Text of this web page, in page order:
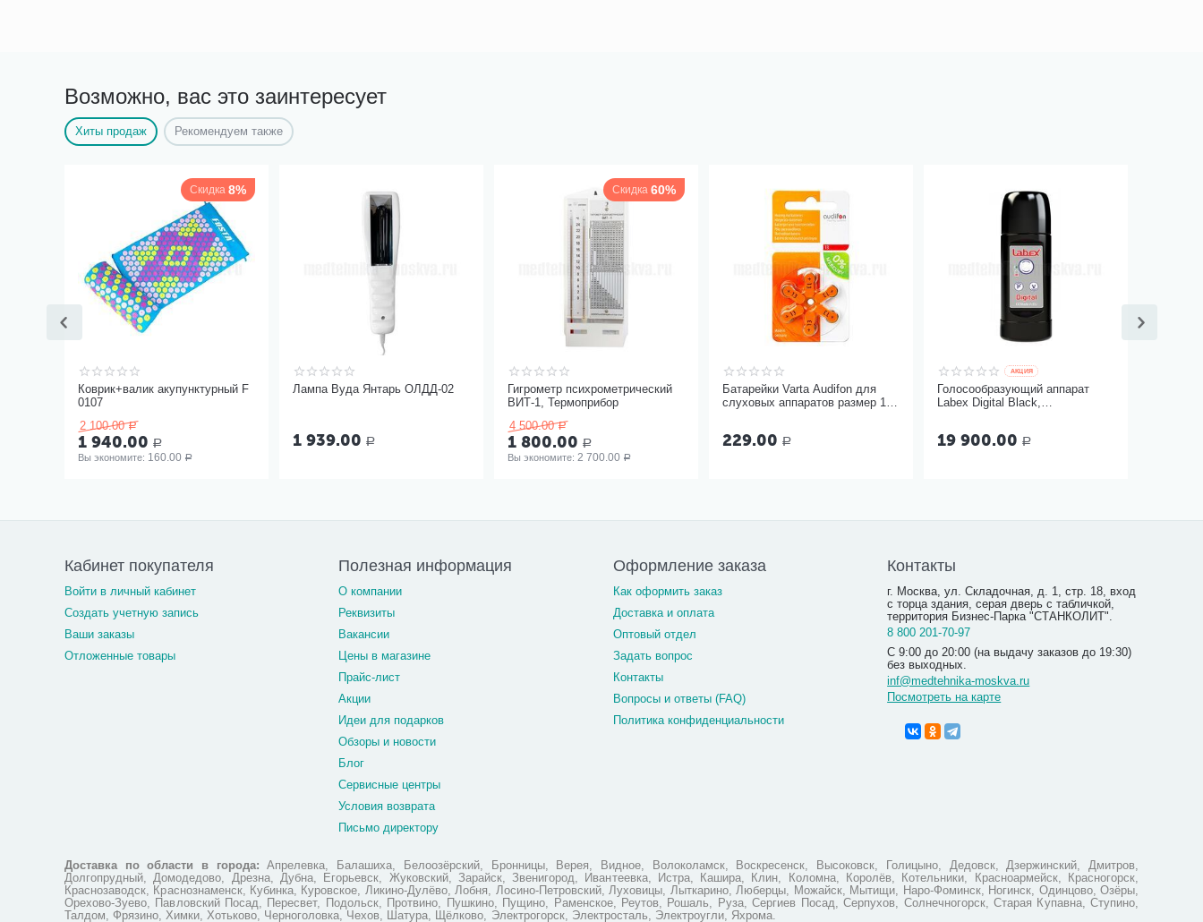
Возможно, вас это заинтересует
Хиты продаж Рекомендуем также
Скидка 8%
Коврик+валик акупунктурный F
0107
2 100.00 Р
1 940.00 Р
Вы экономите: 160.00 Р
Лампа Вуда Янтарь ОЛДД-02
1 939.00 Р
Скидка 60%
Гигрометр психрометрический
ВИТ-1, Термоприбор
4 500.00 Р
1 800.00 Р
Вы экономите: 2 700.00 Р
Батарейки Varta Audifon для
слуховых аппаратов размер 13,
229.00 Р
AКЦИЯ
Голосообразующий аппарат
Labex Digital Black,
19 900.00 Р
Кабинет покупателя
Войти в личный кабинет
Создать учетную запись
Ваши заказы
Отложенные товары
Полезная информация
О компании
Реквизиты
Вакансии
Цены в магазине
Прайс-лист
Акции
Идеи для подарков
Обзоры и новости
Блог
Сервисные центры
Условия возврата
Письмо директору
Оформление заказа
Как оформить заказ
Доставка и оплата
Оптовый отдел
Задать вопрос
Контакты
Вопросы и ответы (FAQ)
Политика конфиденциальности
Контакты
г. Москва, ул. Складочная, д. 1, стр. 18, вход
с торца здания, серая дверь с табличкой,
территория Бизнес-Парка "СТАНКОЛИТ".
8 800 201-70-97
С 9:00 до 20:00 (на выдачу заказов до 19:30)
без выходных.
inf@medtehnika-moskva.ru
Посмотреть на карте
Доставка по области в города: Апрелевка, Балашиха, Белоозёрский, Бронницы, Верея, Видное, Волоколамск, Воскресенск, Высоковск, Голицыно, Дедовск, Дзержинский, Дмитров,
Долгопрудный, Домодедово, Дрезна, Дубна, Егорьевск, Жуковский, Зарайск, Звенигород, Ивантеевка, Истра, Кашира, Клин, Коломна, Королёв, Котельники, Красноармейск, Красногорск,
Краснозаводск, Краснознаменск, Кубинка, Куровское, Ликино-Дулёво, Лобня, Лосино-Петровский, Луховицы, Лыткарино, Люберцы, Можайск, Мытищи, Наро-Фоминск, Ногинск, Одинцово, Озёры,
Орехово-Зуево, Павловский Посад, Пересвет, Подольск, Протвино, Пушкино, Пущино, Раменское, Реутов, Рошаль, Руза, Сергиев Посад, Серпухов, Солнечногорск, Старая Купавна, Ступино,
Талдом, Фрязино, Химки, Хотьково, Черноголовка, Чехов, Шатура, Щёлково, Электрогорск, Электросталь, Электроугли, Яхрома.